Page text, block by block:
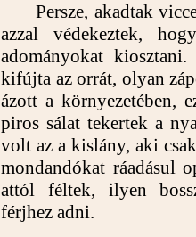
Persze, akadtak
azzal védekeztek,
adományokat
kifújta az orrát, olyan
ázott a környezetében,
piros sálat tekertek a
volt az a kislány, aki
mondandókat ráadásul
attól féltek, ilyen
férjhez adni.